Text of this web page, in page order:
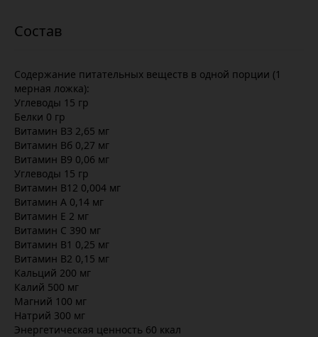
Содержание питательных веществ в одной порции (1
мерная ложка):
Углеводы 15 гр
Белки 0 гр
Витамин ВЗ 2,65 мг
Витамин Вб 0,27 мг
Витамин В9 0,06 мг
Углеводы 15 гр
Витамин В12 0,004 мг
Витамин А 0,14 мг
Витамин Е 2 мг
Витамин С 390 мг
Витамин В1 0,25 мг
Витамин В2 0,15 мг
Кальций 200 мг
Калий 500 мг
Магний 100 мг
Натрий 300 мг
Энергетическая ценность 60 ккал